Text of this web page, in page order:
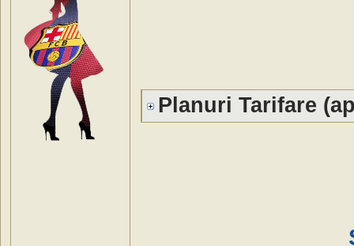
Planuri Tarifare